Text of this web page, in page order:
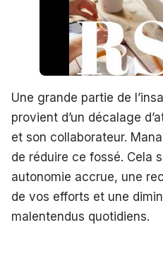
Une grande partie de
provient d’un décalage
et son collaborateur.
de réduire ce fossé. Cela
autonomie accrue, une
de vos efforts et une
malentendus quotidiens.